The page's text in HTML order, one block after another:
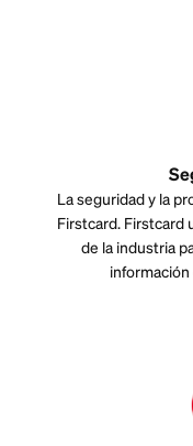
La seguridad y la
Firstcard. Firstcard
de la industria